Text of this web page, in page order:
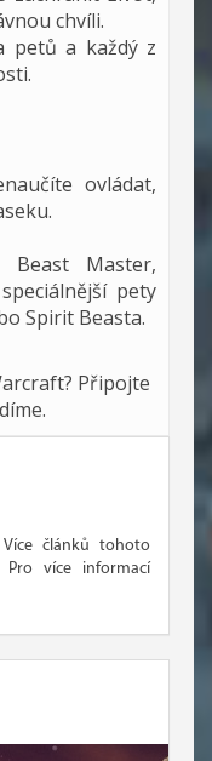
chvíli.
petů a každý z
ovládat,
Beast Master,
pety
Spirit Beasta.
Připojte
článků tohoto
Pro více informací